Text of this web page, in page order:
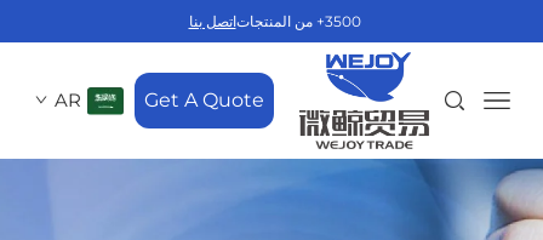
3500+ من المنتجات اتصل بنا
Get A Quote
AR